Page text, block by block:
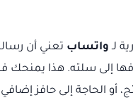
لـ واتساب تعني أن
إلى سلته. هذا
أو الحاجة إلى حافز